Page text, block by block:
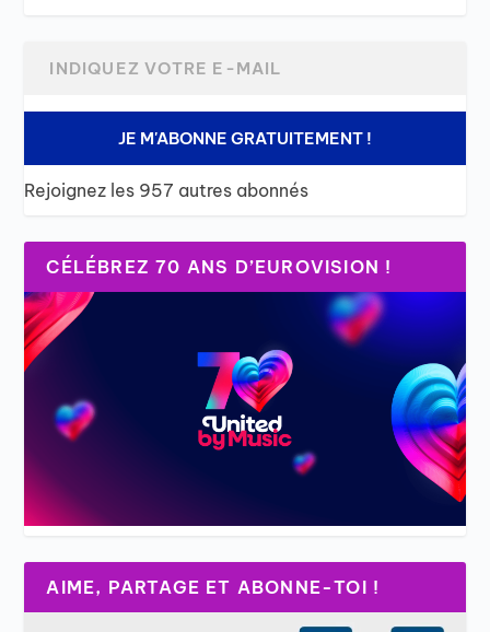
JE M'ABONNE GRATUITEMENT !
Rejoignez les 957 autres abonnés
CÉLÉBREZ 70 ANS D’EUROVISION !
AIME, PARTAGE ET ABONNE-TOI !